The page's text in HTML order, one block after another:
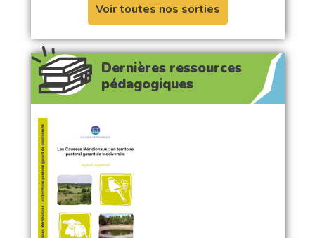
Voir toutes nos sorties
Dernières ressources
pédagogiques